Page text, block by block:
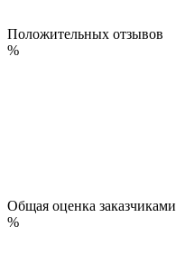
Положительных отзывов
%
Общая оценка заказчиками
%